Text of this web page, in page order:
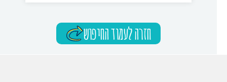
חזרה לעמוד החיפוש